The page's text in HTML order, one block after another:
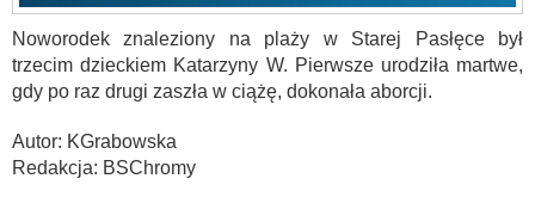
Noworodek znaleziony na plaży w Starej Pasłęce był
trzecim dzieckiem Katarzyny W. Pierwsze urodziła martwe,
gdy po raz drugi zaszła w ciążę, dokonała aborcji.
Autor: KGrabowska
Redakcja: BSChromy